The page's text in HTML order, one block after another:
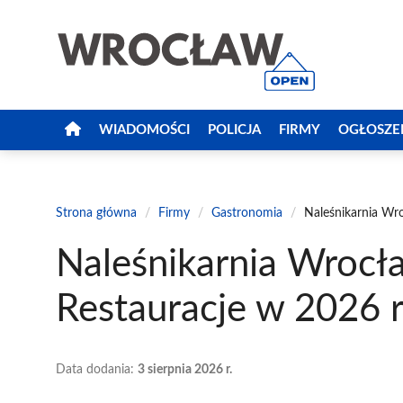
WIADOMOŚCI POLICJA FIRMY
Strona główna / Firmy / Gastronomia / Naleśnikarnia
Naleśnikarnia
Restauracje w 2026
Data dodania: 3 sierpnia 2026 r.